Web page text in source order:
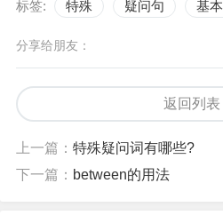
标签: 特殊 疑问句 基本
分享给朋友：
返回列表
上一篇： 特殊疑问词有哪些?
下一篇： between的用法